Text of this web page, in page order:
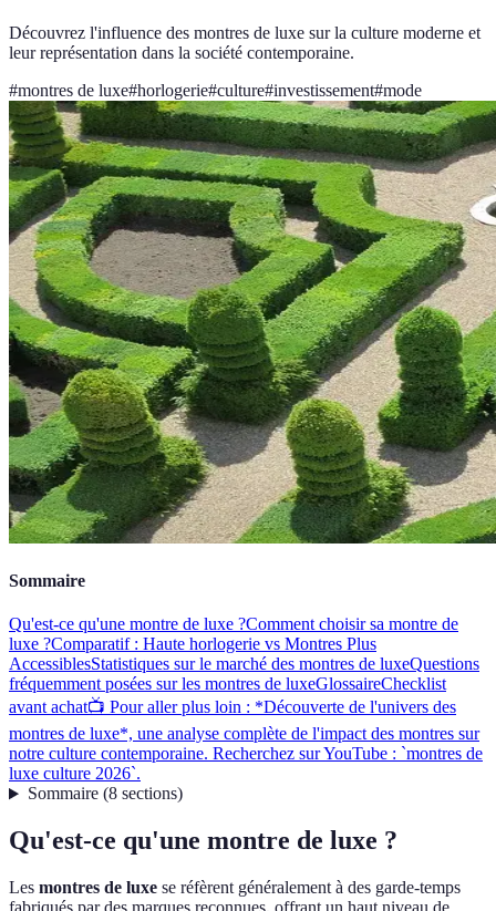
Découvrez l'influence des montres de luxe sur la culture moderne et
leur représentation dans la société contemporaine.
#montres de luxe#horlogerie#culture#investissement#mode
Sommaire
Qu'est-ce qu'une montre de luxe ?Comment choisir sa montre de
luxe ?Comparatif : Haute horlogerie vs Montres Plus
AccessiblesStatistiques sur le marché des montres de luxeQuestions
fréquemment posées sur les montres de luxeGlossaireChecklist
avant achat📺 Pour aller plus loin : *Découverte de l'univers des
montres de luxe*, une analyse complète de l'impact des montres sur
notre culture contemporaine. Recherchez sur YouTube : `montres de
luxe culture 2026`.
Sommaire(8 sections)
Qu'est-ce qu'une montre de luxe ?
Les montres de luxe se réfèrent généralement à des garde-temps